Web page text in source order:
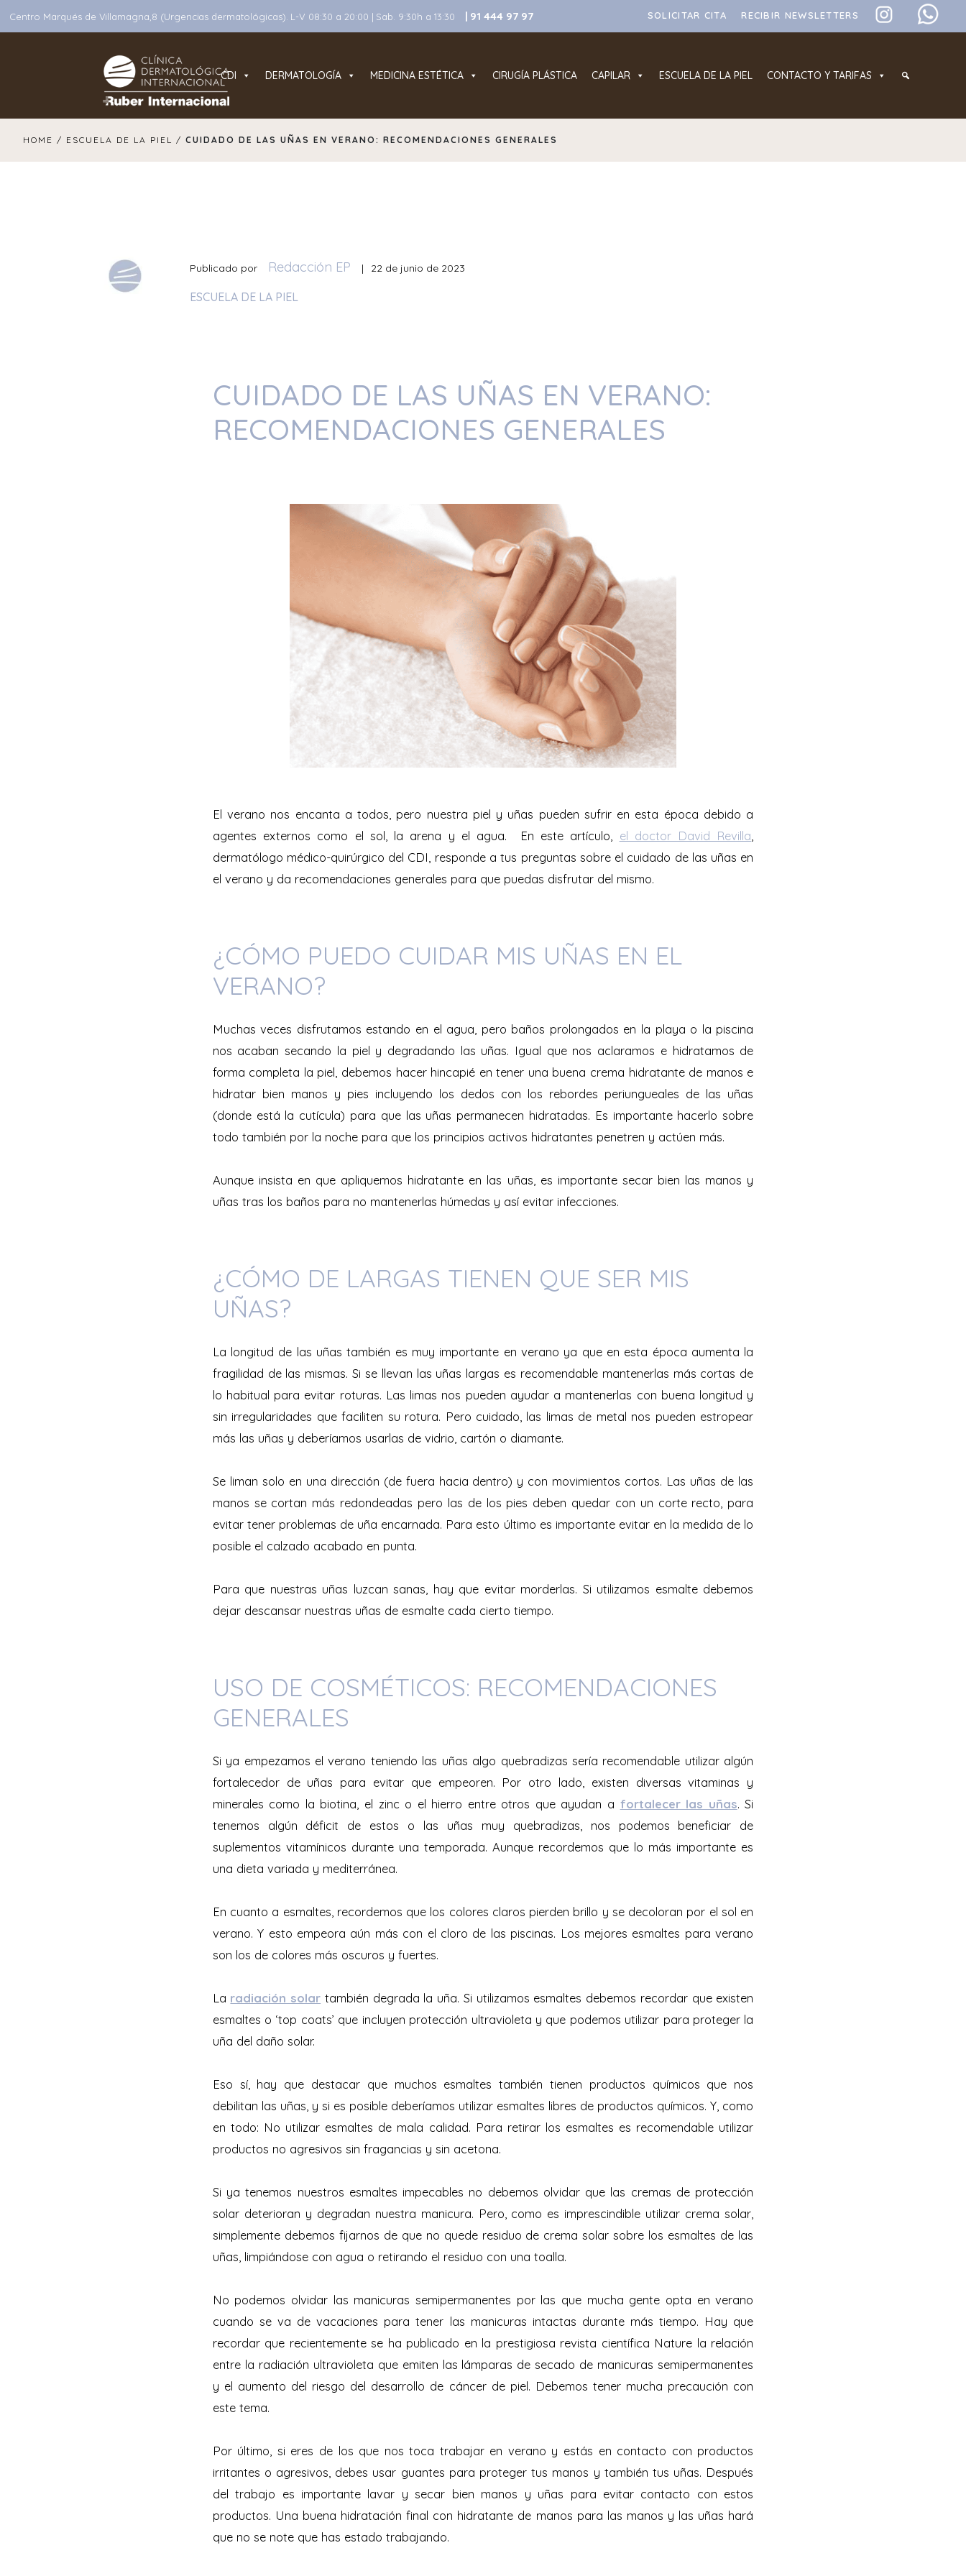
Centro Marqués de Villamagna,8 (Urgencias dermatológicas). L-V 08:30 a 20:00 | Sab. 9:30h a 13:30 | 91 444 97 97 SOLICITAR CITA RECIBIR NEWSLETTERS
CDI DERMATOLOGÍA MEDICINA ESTÉTICA CIRUGÍA PLÁSTICA CAPILAR ESCUELA DE LA PIEL CONTACTO Y TARIFAS
HOME / ESCUELA DE LA PIEL / CUIDADO DE LAS UÑAS EN VERANO: RECOMENDACIONES GENERALES
Publicado por Redacción EP | 22 de junio de 2023
ESCUELA DE LA PIEL
CUIDADO DE LAS UÑAS EN VERANO:
RECOMENDACIONES GENERALES
El verano nos encanta a todos, pero nuestra piel y uñas pueden sufrir en esta época debido a
agentes externos como el sol, la arena y el agua. En este artículo, el doctor David Revilla,
dermatólogo médico-quirúrgico del CDI, responde a tus preguntas sobre el cuidado de las uñas en
el verano y da recomendaciones generales para que puedas disfrutar del mismo.
¿CÓMO PUEDO CUIDAR MIS UÑAS EN EL
VERANO?
Muchas veces disfrutamos estando en el agua, pero baños prolongados en la playa o la piscina
nos acaban secando la piel y degradando las uñas. Igual que nos aclaramos e hidratamos de
forma completa la piel, debemos hacer hincapié en tener una buena crema hidratante de manos e
hidratar bien manos y pies incluyendo los dedos con los rebordes periungueales de las uñas
(donde está la cutícula) para que las uñas permanecen hidratadas. Es importante hacerlo sobre
todo también por la noche para que los principios activos hidratantes penetren y actúen más.
Aunque insista en que apliquemos hidratante en las uñas, es importante secar bien las manos y
uñas tras los baños para no mantenerlas húmedas y así evitar infecciones.
¿CÓMO DE LARGAS TIENEN QUE SER MIS
UÑAS?
La longitud de las uñas también es muy importante en verano ya que en esta época aumenta la
fragilidad de las mismas. Si se llevan las uñas largas es recomendable mantenerlas más cortas de
lo habitual para evitar roturas. Las limas nos pueden ayudar a mantenerlas con buena longitud y
sin irregularidades que faciliten su rotura. Pero cuidado, las limas de metal nos pueden estropear
más las uñas y deberíamos usarlas de vidrio, cartón o diamante.
Se liman solo en una dirección (de fuera hacia dentro) y con movimientos cortos. Las uñas de las
manos se cortan más redondeadas pero las de los pies deben quedar con un corte recto, para
evitar tener problemas de uña encarnada. Para esto último es importante evitar en la medida de lo
posible el calzado acabado en punta.
Para que nuestras uñas luzcan sanas, hay que evitar morderlas. Si utilizamos esmalte debemos
dejar descansar nuestras uñas de esmalte cada cierto tiempo.
USO DE COSMÉTICOS: RECOMENDACIONES
GENERALES
Si ya empezamos el verano teniendo las uñas algo quebradizas sería recomendable utilizar algún
fortalecedor de uñas para evitar que empeoren. Por otro lado, existen diversas vitaminas y
minerales como la biotina, el zinc o el hierro entre otros que ayudan a fortalecer las uñas. Si
tenemos algún déficit de estos o las uñas muy quebradizas, nos podemos beneficiar de
suplementos vitamínicos durante una temporada. Aunque recordemos que lo más importante es
una dieta variada y mediterránea.
En cuanto a esmaltes, recordemos que los colores claros pierden brillo y se decoloran por el sol en
verano. Y esto empeora aún más con el cloro de las piscinas. Los mejores esmaltes para verano
son los de colores más oscuros y fuertes.
La radiación solar también degrada la uña. Si utilizamos esmaltes debemos recordar que existen
esmaltes o ‘top coats’ que incluyen protección ultravioleta y que podemos utilizar para proteger la
uña del daño solar.
Eso sí, hay que destacar que muchos esmaltes también tienen productos químicos que nos
debilitan las uñas, y si es posible deberíamos utilizar esmaltes libres de productos químicos. Y, como
en todo: No utilizar esmaltes de mala calidad. Para retirar los esmaltes es recomendable utilizar
productos no agresivos sin fragancias y sin acetona.
Si ya tenemos nuestros esmaltes impecables no debemos olvidar que las cremas de protección
solar deterioran y degradan nuestra manicura. Pero, como es imprescindible utilizar crema solar,
simplemente debemos fijarnos de que no quede residuo de crema solar sobre los esmaltes de las
uñas, limpiándose con agua o retirando el residuo con una toalla.
No podemos olvidar las manicuras semipermanentes por las que mucha gente opta en verano
cuando se va de vacaciones para tener las manicuras intactas durante más tiempo. Hay que
recordar que recientemente se ha publicado en la prestigiosa revista científica Nature la relación
entre la radiación ultravioleta que emiten las lámparas de secado de manicuras semipermanentes
y el aumento del riesgo del desarrollo de cáncer de piel. Debemos tener mucha precaución con
este tema.
Por último, si eres de los que nos toca trabajar en verano y estás en contacto con productos
irritantes o agresivos, debes usar guantes para proteger tus manos y también tus uñas. Después
del trabajo es importante lavar y secar bien manos y uñas para evitar contacto con estos
productos. Una buena hidratación final con hidratante de manos para las manos y las uñas hará
que no se note que has estado trabajando.